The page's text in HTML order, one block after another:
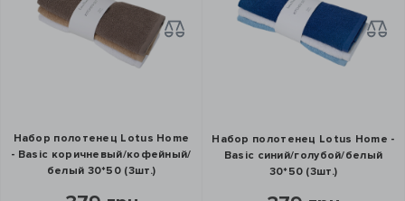
Набор полотенец Lotus Home
- Basic коричневый/кофейный/
белый 30*50 (3шт.)
Набор полотенец Lotus Home -
Basic синий/голубой/белый
30*50 (3шт.)